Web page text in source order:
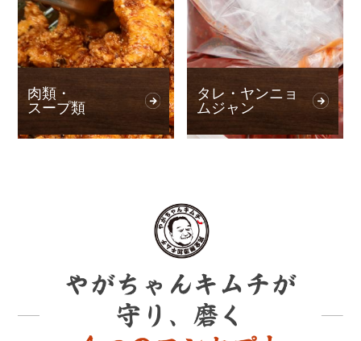
肉類・
スープ類
タレ・ヤンニョ
ムジャン